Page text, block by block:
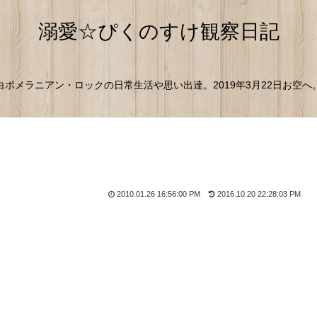
溺愛☆ぴくのすけ観察日記
ポメラニアン・ロックの日常生活や思い出達。2019年3月22日お空へ。
2010.01.26 16:56:00 PM 2016.10.20 22:28:03 PM